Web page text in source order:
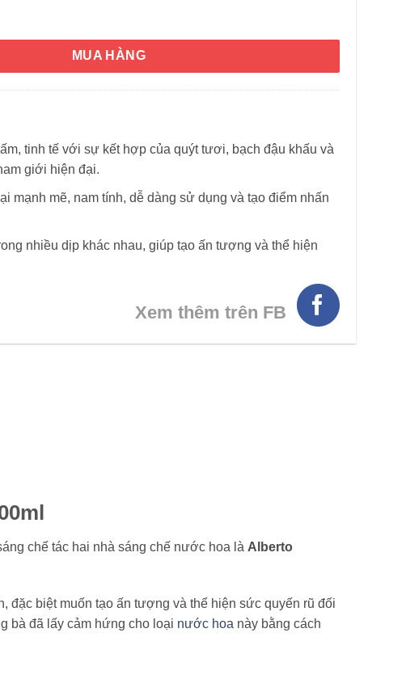
HÌNH THẬT
Sexy Carolina Herrera Eau De Toilette 100ml số lượng
MUA HÀNG
tinh tế với sự kết hợp của quýt tươi, bạch đậu khấu và
giới hiện đại.
mạnh mẽ, nam tính, dễ dàng sử dụng và tạo điểm nhấn
nhiều dịp khác nhau, giúp tạo ấn tượng và thể hiện
Xem thêm trên FB
chế tác hai nhà sáng chế nước hoa là Alberto
đặc biệt muốn tạo ấn tượng và thể hiện sức quyến rũ đối
bà đã lấy cảm hứng cho loại nước hoa này bằng cách